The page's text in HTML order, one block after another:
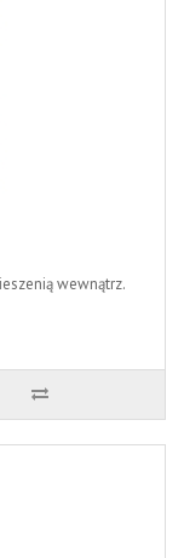
wewnątrz.